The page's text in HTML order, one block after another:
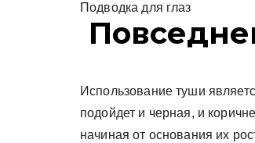
Подводка для глаз
Использование туши
подойдет и черная, и
начиная от основания их